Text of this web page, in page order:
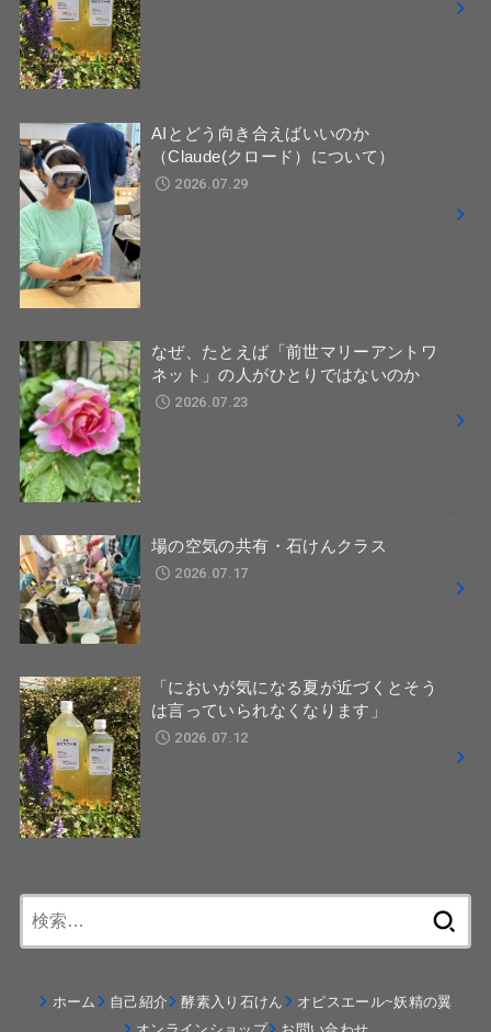
AIとどう向き合えばいいのか
（Claude(クロード）について）
2026.07.29
なぜ、たとえば「前世マリーアントワ
ネット」の人がひとりではないのか
2026.07.23
場の空気の共有・石けんクラス
2026.07.17
「においが気になる夏が近づくとそう
は言っていられなくなります」
2026.07.12
ホーム 自己紹介 酵素入り石けん
オピスエール~妖精の翼